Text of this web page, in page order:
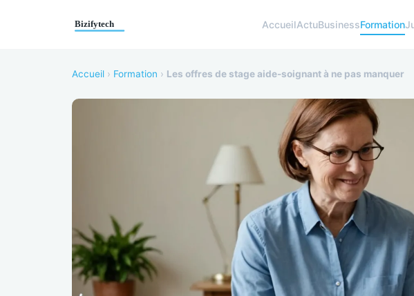
AccueilActuBusinessFormation
Accueil › Formation › Les offres de stage aide-soignant à ne pas manquer